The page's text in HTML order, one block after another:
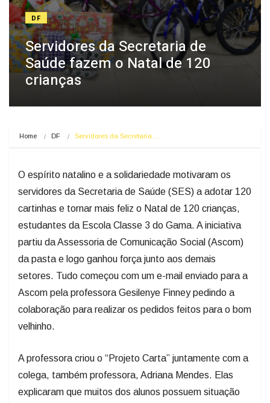
DF
Servidores da Secretaria de
Saúde fazem o Natal de 120
crianças
Home DF Servidores da Secretaria…
O espírito natalino e a solidariedade motivaram os
servidores da Secretaria de Saúde (SES) a adotar 120
cartinhas e tornar mais feliz o Natal de 120 crianças,
estudantes da Escola Classe 3 do Gama. A iniciativa
partiu da Assessoria de Comunicação Social (Ascom)
da pasta e logo ganhou força junto aos demais
setores. Tudo começou com um e-mail enviado para a
Ascom pela professora Gesilenye Finney pedindo a
colaboração para realizar os pedidos feitos para o bom
velhinho.
A professora criou o “Projeto Carta” juntamente com a
colega, também professora, Adriana Mendes. Elas
explicaram que muitos dos alunos possuem situação